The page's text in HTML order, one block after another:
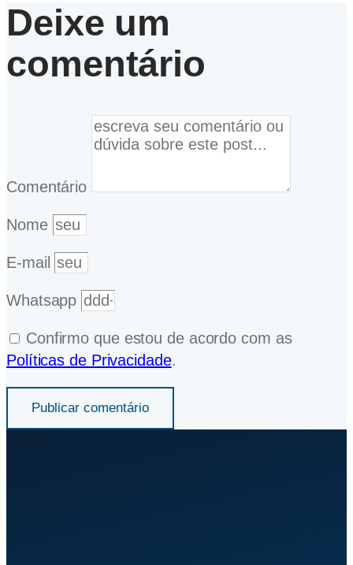
Deixe um
comentário
Comentário
Nome
E-mail
Whatsapp
Confirmo que estou de acordo com as
Políticas de Privacidade.
Publicar comentário